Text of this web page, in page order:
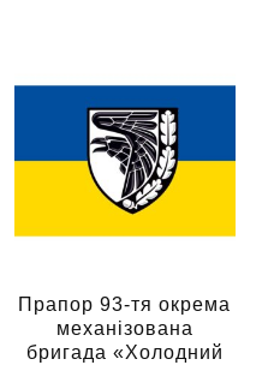
900.00 грн.
варіантів.
Параметри
можна
вибрати
на
Прапор 93-тя окрема
механізована
бригада «Холодний